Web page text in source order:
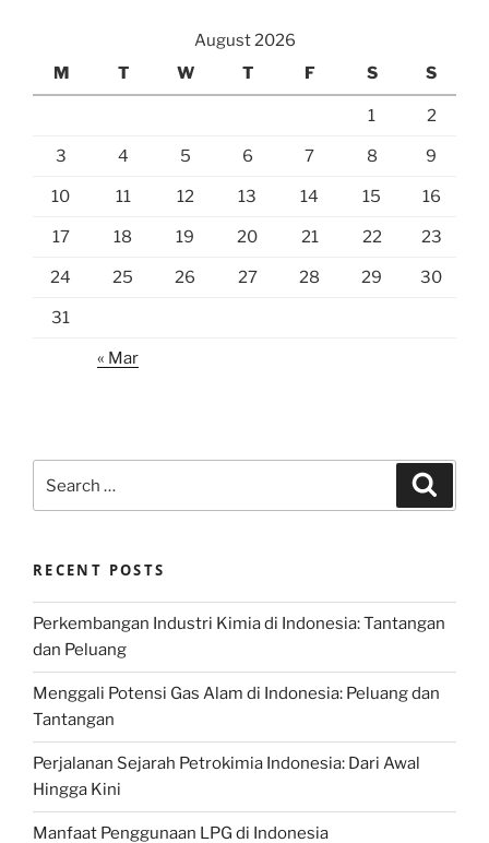
August 2026
M
T W T F S S
1 2
3 4 5 6 7 8 9
10 11 12 13 14 15 16
17 18 19 20 21 22 23
24 25 26 27 28 29 30
31
« Mar
for:
RECENT POSTS
Perkembangan Industri Kimia di Indonesia: Tantangan
dan Peluang
Menggali Potensi Gas Alam di Indonesia: Peluang dan
Tantangan
Perjalanan Sejarah Petrokimia Indonesia: Dari Awal
Hingga Kini
Manfaat Penggunaan LPG di Indonesia